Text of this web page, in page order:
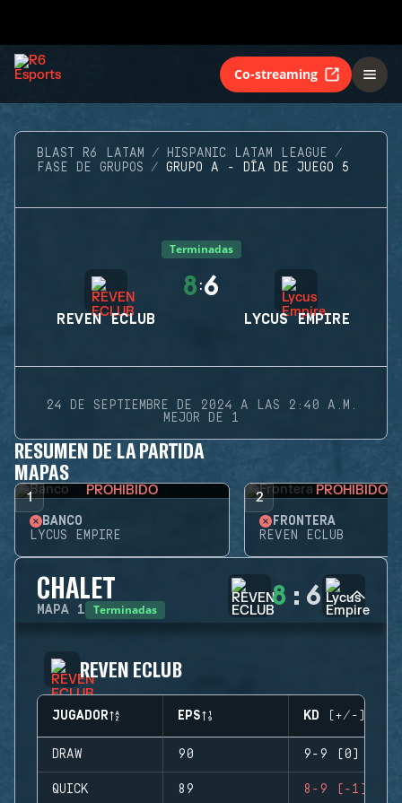
Co-streaming
BLAST R6 LATAM
HISPANIC LATAM LEAGUE
FASE DE GRUPOS
GRUPO A - DÍA DE JUEGO 5
Terminadas
REVEN ECLUB
8 :6
LYCUS EMPIRE
24 DE SEPTIEMBRE DE 2024 A LAS 2:40 A.M.
MEJOR DE 1
RESUMEN DE LA PARTIDA
MAPAS
1 PROHIBIDO
BANCO
LYCUS EMPIRE
2 PROHIBIDO
FRONTERA
REVEN ECLUB
CHALET
MAPA 1 Terminadas 8 : 6
REVEN ECLUB
JUGADOR EPS KD (+/-)
DRAW 90 9-9 (0)
QUICK 89 8-9 (-1)